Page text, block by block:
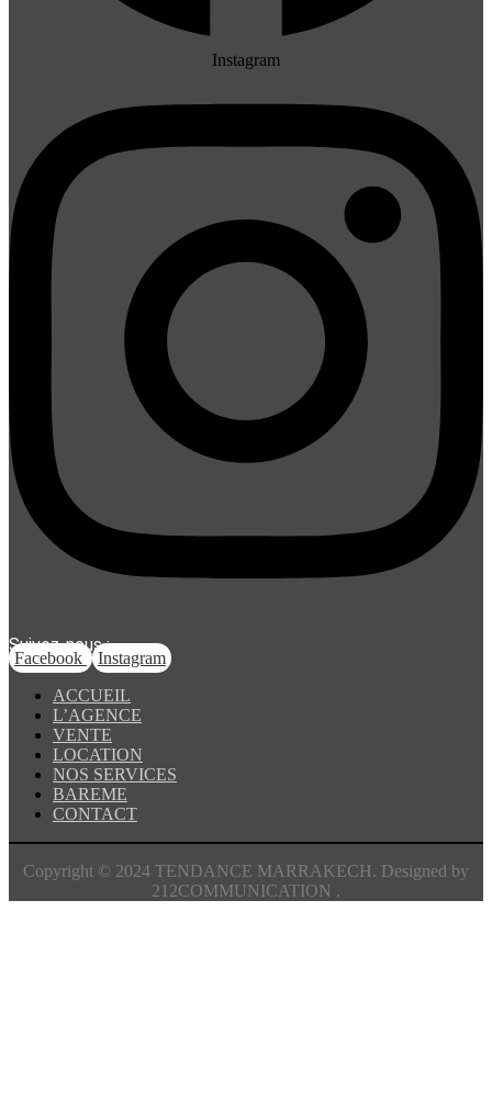
Instagram
Suivez-nous :
Facebook
Instagram
ACCUEIL
L’AGENCE
VENTE
LOCATION
NOS SERVICES
BAREME
CONTACT
Copyright © 2024 TENDANCE MARRAKECH. Designed by
212COMMUNICATION .